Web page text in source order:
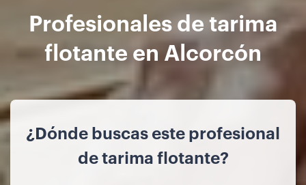
Profesionales de tarima
flotante en Alcorcón
¿Dónde buscas este profesional
de tarima flotante?